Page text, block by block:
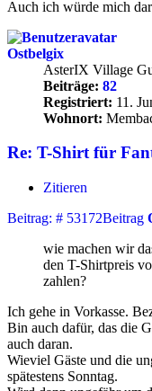
Auch ich würde mich
Ostbelgix
AsterIX Village
Beiträge: 82
Registriert: 11.
Wohnort:
Re: T-Shirt für
Zitieren
Beitrag: # 53172Beitrag
wie machen wir
den T-Shirtpreis
zahlen?
Ich gehe in Vorkasse.
Bin auch dafür, das die
auch daran.
Wieviel Gäste und die
spätestens Sonntag.